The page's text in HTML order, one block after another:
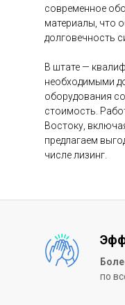
современное
материалы, что
долговечность
В штате —
необходимыми
оборудования
стоимость.
Востоку,
предлагаем
числе лизинг.
по